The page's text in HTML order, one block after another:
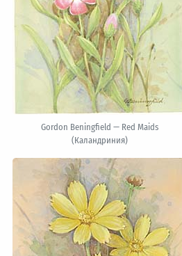
Gordon Beningfield — Red Maids
(Каландриния)